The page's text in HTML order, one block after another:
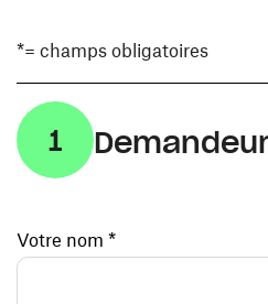
*= champs obligatoires
1
Votre nom *